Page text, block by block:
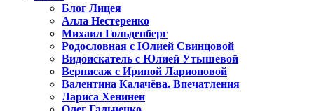
Блог Лицея
Алла Нестеренко
Михаил Гольденберг
Родословная с Юлией Свинцовой
Видоискатель с Юлией Утышевой
Вернисаж с Ириной Ларионовой
Валентина Калачёва. Впечатления
Лариса Хенинен